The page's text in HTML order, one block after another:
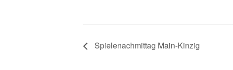
Spielenachmittag Main-Kinzig